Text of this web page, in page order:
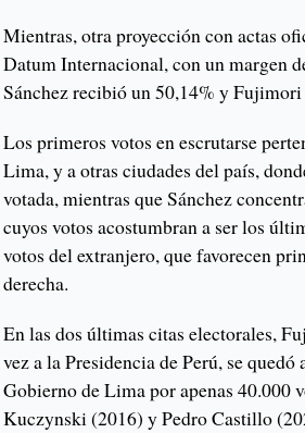
Mientras, otra proyección con actas
Datum Internacional, con un margen
Sánchez recibió un 50,14% y
Los primeros votos en escrutarse
Lima, y a otras ciudades del país,
votada, mientras que Sánchez
cuyos votos acostumbran a ser los
votos del extranjero, que favorecen
derecha.
En las dos últimas citas electorales,
vez a la Presidencia de Perú, se
Gobierno de Lima por apenas 40.000
Kuczynski (2016) y Pedro Castillo